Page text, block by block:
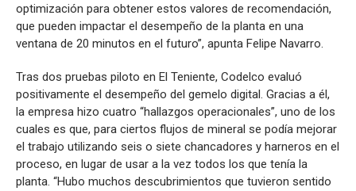
optimización para obtener estos valores de recomendación,
que pueden impactar el desempeño de la planta en una
ventana de 20 minutos en el futuro”, apunta Felipe Navarro.
Tras dos pruebas piloto en El Teniente, Codelco evaluó
positivamente el desempeño del gemelo digital. Gracias a él,
la empresa hizo cuatro “hallazgos operacionales”, uno de los
cuales es que, para ciertos flujos de mineral se podía mejorar
el trabajo utilizando seis o siete chancadores y harneros en el
proceso, en lugar de usar a la vez todos los que tenía la
planta. “Hubo muchos descubrimientos que tuvieron sentido